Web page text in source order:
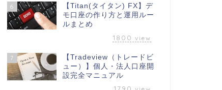
6
【Titan(タイタン) FX】デ
モ口座の作り方と運用ルー
ルまとめ
1800 view
7
【Tradeview（トレードビ
ュー）】個人・法人口座開
設完全マニュアル